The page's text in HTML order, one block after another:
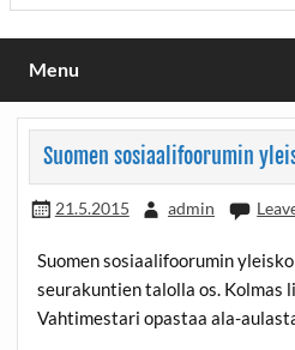
Menu
Suomen sosiaalifoorumin
21.5.2015 admin
Suomen sosiaalifoorumin
seurakuntien talolla os. Kolmas
Vahtimestari opastaa ala-